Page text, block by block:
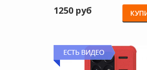
1250 руб